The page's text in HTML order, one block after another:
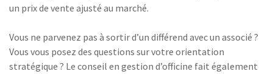
un prix de vente ajusté au marché.
Vous ne parvenez pas à sortir d’un différend avec un associé ?
Vous vous posez des questions sur votre orientation
stratégique ? Le conseil en gestion d’officine fait également